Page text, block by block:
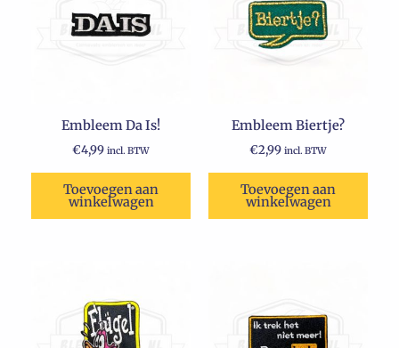
Embleem Da Is!
€4,99 incl. BTW
Toevoegen aan
winkelwagen
Embleem Biertje?
€2,99 incl. BTW
Toevoegen aan
winkelwagen